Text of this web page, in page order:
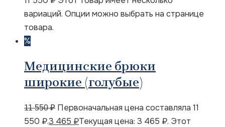
вариаций. Опции можно выбрать на странице
товара.
%
Медицинские брюки
широкие (голубые)
11 550₽ Первоначальная цена составляла 11
550 ₽.3 465 ₽Текущая цена: 3 465 ₽. Этот